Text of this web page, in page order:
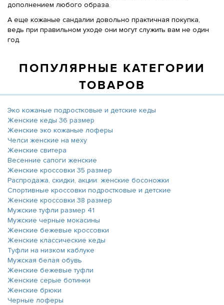
дополнением любого образа.
А еще кожаные сандалии довольно практичная покупка,
ведь при правильном уходе они могут служить вам не один
год.
ПОПУЛЯРНЫЕ КАТЕГОРИИ
ТОВАРОВ
Эко кожаные подростковые и детские кеды
Женские кеды 36 размер
Женские эко кожаные лоферы
Челси женские на меху
Женские свитера
Весенние сапоги женские
Женские кроссовки 35 размер
Распродажа, скидки, акции: женские босоножки
Спортивные кроссовки подростковые и детские
Женские кроссовки 38 размер
Мужские туфли размер 41
Мужские черные мокасины
Женские бежевые кроссовки
Женские классические кеды
Туфли на низком каблуке
Мужская белая обувь
Женские бежевые туфли
Женские серые ботинки
Женские брюки
Черные лоферы